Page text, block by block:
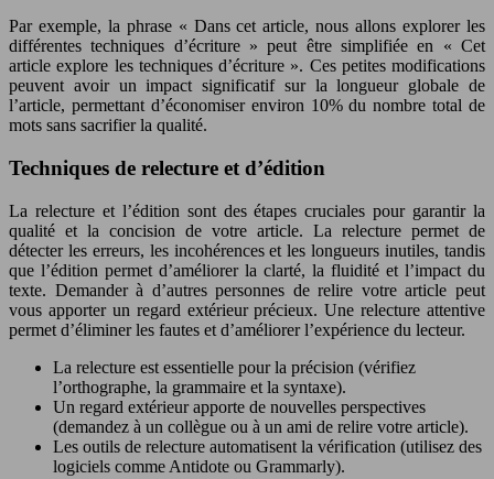
Par exemple, la phrase « Dans cet article, nous allons explorer les
différentes techniques d’écriture » peut être simplifiée en « Cet
article explore les techniques d’écriture ». Ces petites modifications
peuvent avoir un impact significatif sur la longueur globale de
l’article, permettant d’économiser environ 10% du nombre total de
mots sans sacrifier la qualité.
Techniques de relecture et d’édition
La relecture et l’édition sont des étapes cruciales pour garantir la
qualité et la concision de votre article. La relecture permet de
détecter les erreurs, les incohérences et les longueurs inutiles, tandis
que l’édition permet d’améliorer la clarté, la fluidité et l’impact du
texte. Demander à d’autres personnes de relire votre article peut
vous apporter un regard extérieur précieux. Une relecture attentive
permet d’éliminer les fautes et d’améliorer l’expérience du lecteur.
La relecture est essentielle pour la précision (vérifiez
l’orthographe, la grammaire et la syntaxe).
Un regard extérieur apporte de nouvelles perspectives
(demandez à un collègue ou à un ami de relire votre article).
Les outils de relecture automatisent la vérification (utilisez des
logiciels comme Antidote ou Grammarly).